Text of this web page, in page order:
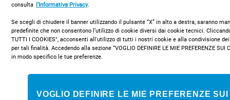
LI80 FF2 S B
Frigorifero combinato a libera
installazione Indesit: No Frost - LI80
FF2 S B
consulta l’Informativa Privacy.
Se scegli di chiudere il banner utilizzando il pulsante “X” in alto a destra, saranno
predefinite che non consentono l’utilizzo di cookie diversi dai cookie tecnici.
TUTTI I COOKIES", acconsenti all'utilizzo di tutti i nostri cookie e alla condivisione
per tali finalità. Accedendo alla sezione “VOGLIO DEFINIRE LE MIE PREFERENZE SUI
in modo specifico le tue preferenze.
VOGLIO DEFINIRE LE MIE PREFERENZE